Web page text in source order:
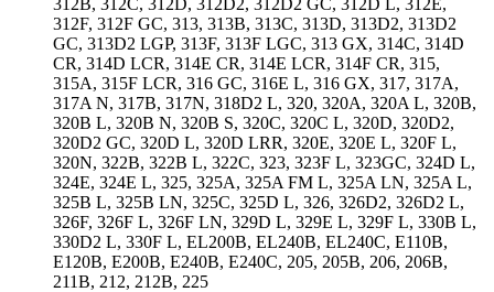
312F, 312F GC, 313, 313B, 313C, 313D, 313D2, 313D2
GC, 313D2 LGP, 313F, 313F LGC, 313 GX, 314C, 314D
CR, 314D LCR, 314E CR, 314E LCR, 314F CR, 315,
315A, 315F LCR, 316 GC, 316E L, 316 GX, 317, 317A,
317A N, 317B, 317N, 318D2 L, 320, 320A, 320A L, 320B,
320B L, 320B N, 320B S, 320C, 320C L, 320D, 320D2,
320D2 GC, 320D L, 320D LRR, 320E, 320E L, 320F L,
320N, 322B, 322B L, 322C, 323, 323F L, 323GC, 324D L,
324E, 324E L, 325, 325A, 325A FM L, 325A LN, 325A L,
325B L, 325B LN, 325C, 325D L, 326, 326D2, 326D2 L,
326F, 326F L, 326F LN, 329D L, 329E L, 329F L, 330B L,
330D2 L, 330F L, EL200B, EL240B, EL240C, E110B,
E120B, E200B, E240B, E240C, 205, 205B, 206, 206B,
211B, 212, 212B, 225